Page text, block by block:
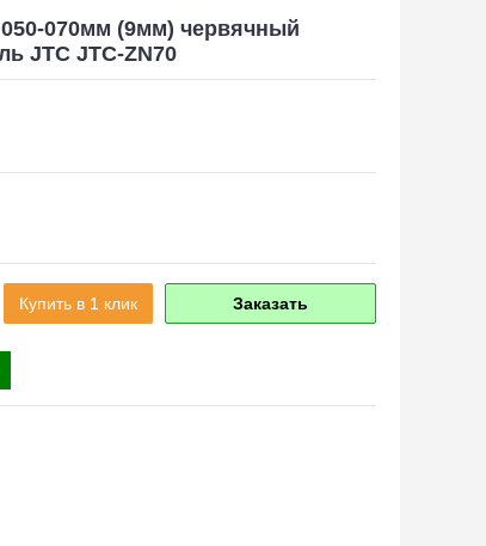
070мм (9мм) червячный
JTC JTC-ZN70
Купить в 1 клик Заказать